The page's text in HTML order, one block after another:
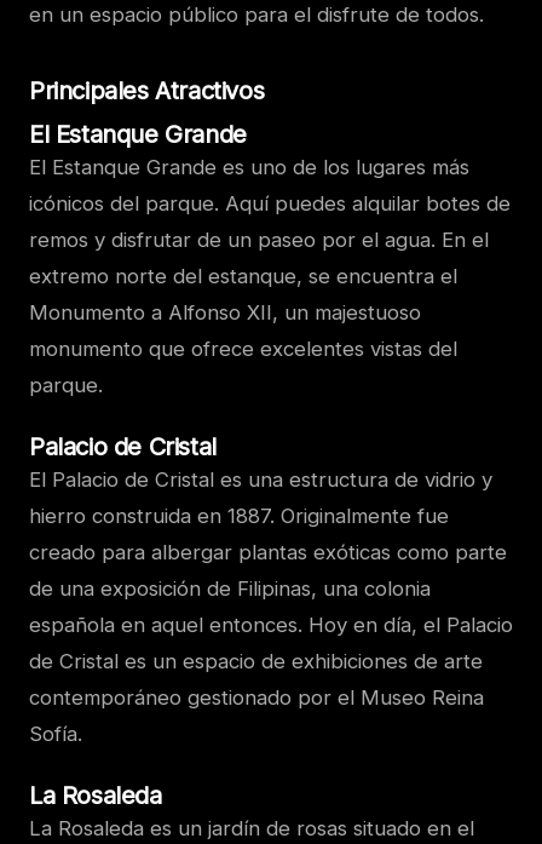
en un espacio público para el disfrute de todos.
Principales Atractivos
El Estanque Grande
El Estanque Grande es uno de los lugares más
icónicos del parque. Aquí puedes alquilar botes de
remos y disfrutar de un paseo por el agua. En el
extremo norte del estanque, se encuentra el
Monumento a Alfonso XII, un majestuoso
monumento que ofrece excelentes vistas del
parque.
Palacio de Cristal
El Palacio de Cristal es una estructura de vidrio y
hierro construida en 1887. Originalmente fue
creado para albergar plantas exóticas como parte
de una exposición de Filipinas, una colonia
española en aquel entonces. Hoy en día, el Palacio
de Cristal es un espacio de exhibiciones de arte
contemporáneo gestionado por el Museo Reina
Sofía.
La Rosaleda
La Rosaleda es un jardín de rosas situado en el